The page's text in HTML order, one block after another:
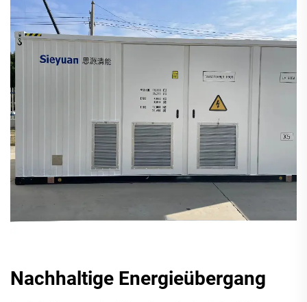
Nachhaltige Energieübergang